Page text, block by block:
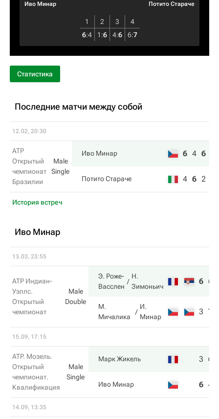
Иво Минар Потито Стараче
1 2 3
4
6:4 1 :6 4:6 6:7
Статистика
Последние матчи между собой
12.02, 20:30
ATP
Открытый
чемпионат
Бразилии
Male
Single
Иво Минар 6 4 6
Потито Стараче 4 6 2
История встреч
Иво Минар
13.03, 23:55
ATP Индиан-
Уэллс.
Открытый
чемпионат
Male
Double
Э. Роже-
Васслен
Н.
Зимоньич
6 6
М.
Мичалика
И.
Минар
3 7
15.09, 17:15
ATP. Мозель.
Открытый
чемпионат.
Квалификация
Male
Single
Марк Жикель 3 6
Иво Минар 6 4
14.09, 13:35